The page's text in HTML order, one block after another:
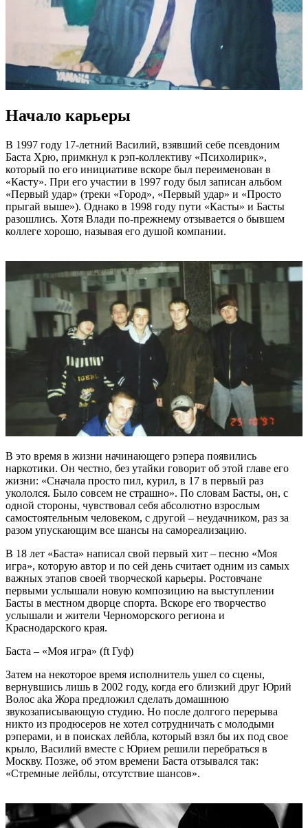
Начало карьеры
В 1997 году 17-летний Василий, взявший себе псевдоним
Баста Хрю, примкнул к рэп-коллективу «Психолирик»,
который по его инициативе вскоре был переименован в
«Касту». При его участии в 1997 году был записан альбом
«Первый удар» (треки «Город», «Первый удар» и «Просто
прыгай выше»). Однако в 1998 году пути «Касты» и Басты
разошлись. Хотя Влади по-прежнему отзывается о бывшем
коллеге хорошо, называя его душой компании.
В это время в жизни начинающего рэпера появились
наркотики. Он честно, без утайки говорит об этой главе его
жизни: «Сначала просто пил, курил, в 17 в первый раз
укололся. Было совсем не страшно». По словам Басты, он, с
одной стороны, чувствовал себя абсолютно взрослым
самостоятельным человеком, с другой – неудачником, раз за
разом упускающим все шансы на самореализацию.
В 18 лет «Баста» написал свой первый хит – песню «Моя
игра», которую автор и по сей день считает одним из самых
важных этапов своей творческой карьеры. Ростовчане
первыми услышали новую композицию на выступлении
Басты в местном дворце спорта. Вскоре его творчество
услышали и жители Черноморского региона и
Краснодарского края.
Баста – «Моя игра» (ft Гуф)
Затем на некоторое время исполнитель ушел со сцены,
вернувшись лишь в 2002 году, когда его близкий друг Юрий
Волос aka Жора предложил сделать домашнюю
звукозаписывающую студию. Но после долгого перерыва
никто из продюсеров не хотел сотрудничать с молодыми
рэперами, и в поисках лейбла, который взял бы их под свое
крыло, Василий вместе с Юрием решили перебраться в
Москву. Позже, об этом времени Баста отзывался так:
«Стремные лейблы, отсутствие шансов».